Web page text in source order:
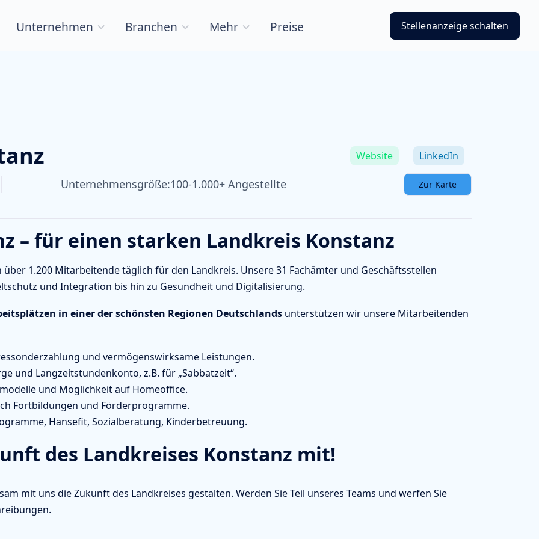
Unternehmen Branchen Mehr Preise Stellenanzeige schalten
Website LinkedIn
Unternehmensgröße:100-1.000+ Angestellte Zur Karte
– für einen starken Landkreis Konstanz
1.200 Mitarbeitende täglich für den Landkreis. Unsere 31 Fachämter und Geschäftsstellen
und Integration bis hin zu Gesundheit und Digitalisierung.
in einer der schönsten Regionen Deutschlands unterstützen wir unsere Mitarbeitenden
und vermögenswirksame Leistungen.
und Langzeitstundenkonto, z.B. für „Sabbatzeit“.
und Möglichkeit auf Homeoffice.
Fortbildungen und Förderprogramme.
Hansefit, Sozialberatung, Kinderbetreuung.
des Landkreises Konstanz mit!
mit uns die Zukunft des Landkreises gestalten. Werden Sie Teil unseres Teams und werfen Sie
.